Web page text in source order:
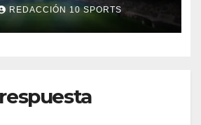
REDACCIÓN 10 SPORTS